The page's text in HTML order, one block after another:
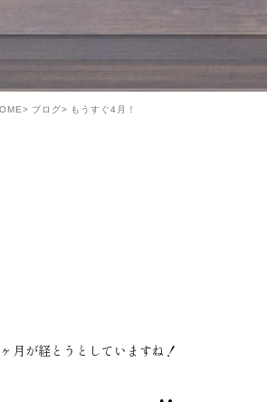
ブログ もうすぐ4月！
月が経とうとしていますね！